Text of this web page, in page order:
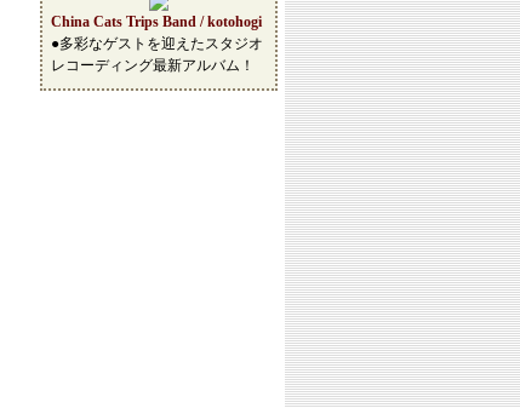
China Cats Trips Band / kotohogi
●多彩なゲストを迎えたスタジオ
レコーディング最新アルバム！